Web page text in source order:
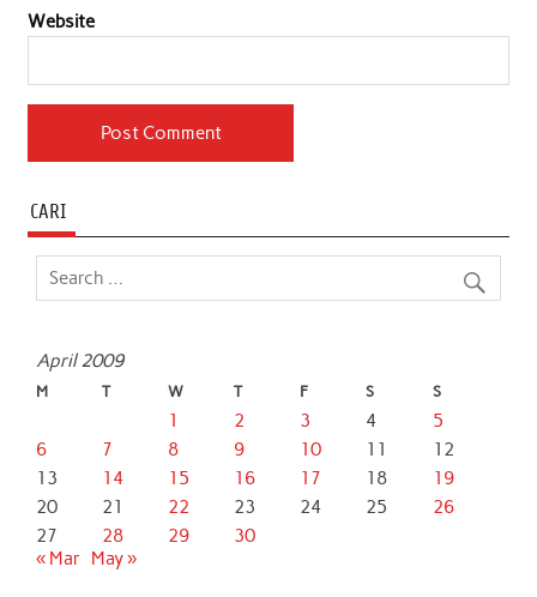
Website
CARI
April 2009
M T W T F S S
1 2 3 4
5
6
7 8 9 10 11
12
13
14 15 16 17 18
19
20
21 22 23 24 25
26
27
28 29
30
« Mar May »